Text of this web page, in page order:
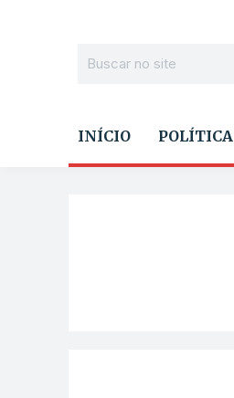
INÍCIO POLÍTICA